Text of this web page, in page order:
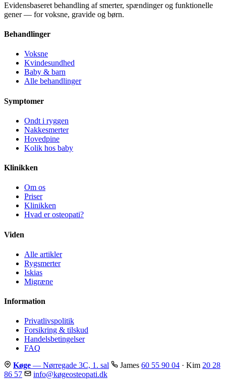
Evidensbaseret behandling af smerter, spændinger og funktionelle
gener — for voksne, gravide og børn.
Behandlinger
Voksne
Kvindesundhed
Baby & barn
Alle behandlinger
Symptomer
Ondt i ryggen
Nakkesmerter
Hovedpine
Kolik hos baby
Klinikken
Om os
Priser
Klinikken
Hvad er osteopati?
Viden
Alle artikler
Rygsmerter
Iskias
Migræne
Information
Privatlivspolitik
Forsikring & tilskud
Handelsbetingelser
FAQ
Køge — Nørregade 3C, 1. sal James 60 55 90 04 · Kim 20 28
86 57
info@køgeosteopati.dk